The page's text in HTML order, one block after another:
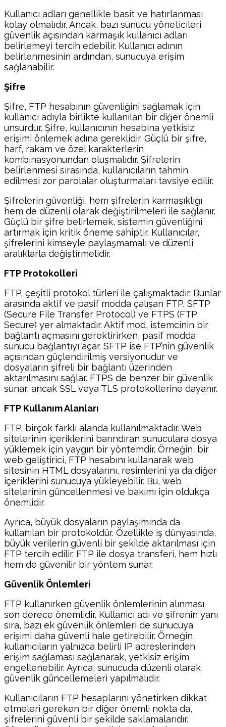
Kullanıcı adları genellikle basit ve hatırlanması
kolay olmalıdır. Ancak, bazı sunucu yöneticileri
güvenlik açısından karmaşık kullanıcı adları
belirlemeyi tercih edebilir. Kullanıcı adının
belirlenmesinin ardından, sunucuya erişim
sağlanabilir.
Şifre
Şifre, FTP hesabının güvenliğini sağlamak için
kullanıcı adıyla birlikte kullanılan bir diğer önemli
unsurdur. Şifre, kullanıcının hesabına yetkisiz
erişimi önlemek adına gereklidir. Güçlü bir şifre,
harf, rakam ve özel karakterlerin
kombinasyonundan oluşmalıdır. Şifrelerin
belirlenmesi sırasında, kullanıcıların tahmin
edilmesi zor parolalar oluşturmaları tavsiye edilir.
Şifrelerin güvenliği, hem şifrelerin karmaşıklığı
hem de düzenli olarak değiştirilmeleri ile sağlanır.
Güçlü bir şifre belirlemek, sistemin güvenliğini
artırmak için kritik öneme sahiptir. Kullanıcılar,
şifrelerini kimseyle paylaşmamalı ve düzenli
aralıklarla değiştirmelidir.
FTP Protokolleri
FTP, çeşitli protokol türleri ile çalışmaktadır. Bunlar
arasında aktif ve pasif modda çalışan FTP, SFTP
(Secure File Transfer Protocol) ve FTPS (FTP
Secure) yer almaktadır. Aktif mod, istemcinin bir
bağlantı açmasını gerektirirken, pasif modda
sunucu bağlantıyı açar. SFTP ise FTP’nin güvenlik
açısından güçlendirilmiş versiyonudur ve
dosyaların şifreli bir bağlantı üzerinden
aktarılmasını sağlar. FTPS de benzer bir güvenlik
sunar, ancak SSL veya TLS protokollerine dayanır.
FTP Kullanım Alanları
FTP, birçok farklı alanda kullanılmaktadır. Web
sitelerinin içeriklerini barındıran sunuculara dosya
yüklemek için yaygın bir yöntemdir. Örneğin, bir
web geliştirici, FTP hesabını kullanarak web
sitesinin HTML dosyalarını, resimlerini ya da diğer
içeriklerini sunucuya yükleyebilir. Bu, web
sitelerinin güncellenmesi ve bakımı için oldukça
önemlidir.
Ayrıca, büyük dosyaların paylaşımında da
kullanılan bir protokoldür. Özellikle iş dünyasında,
büyük verilerin güvenli bir şekilde aktarılması için
FTP tercih edilir. FTP ile dosya transferi, hem hızlı
hem de güvenilir bir yöntem sunar.
Güvenlik Önlemleri
FTP kullanırken güvenlik önlemlerinin alınması
son derece önemlidir. Kullanıcı adı ve şifrenin yanı
sıra, bazı ek güvenlik önlemleri de sunucuya
erişimi daha güvenli hale getirebilir. Örneğin,
kullanıcıların yalnızca belirli IP adreslerinden
erişim sağlaması sağlanarak, yetkisiz erişim
engellenebilir. Ayrıca, sunucuda düzenli olarak
güvenlik güncellemeleri yapılmalıdır.
Kullanıcıların FTP hesaplarını yönetirken dikkat
etmeleri gereken bir diğer önemli nokta da,
şifrelerini güvenli bir şekilde saklamalarıdır.